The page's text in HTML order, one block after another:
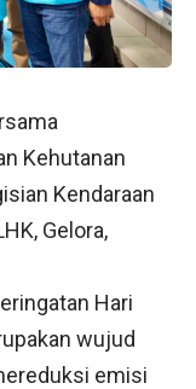
Kehutanan
Kendaraan
Gelora,
Hari
wujud
emisi